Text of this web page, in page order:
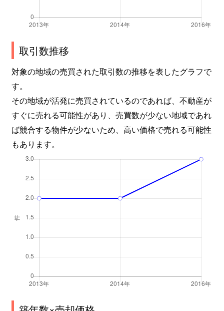
取引数推移
対象の地域の売買された取引数の推移を表したグラフで
す。
その地域が活発に売買されているのであれば、不動産が
すぐに売れる可能性があり、売買数が少ない地域であれ
ば競合する物件が少ないため、高い価格で売れる可能性
もあります。